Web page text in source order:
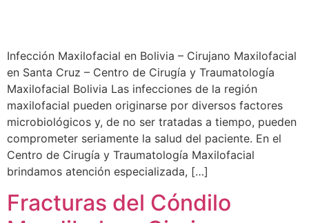
Infección Maxilofacial en Bolivia – Cirujano Maxilofacial
en Santa Cruz – Centro de Cirugía y Traumatología
Maxilofacial Bolivia Las infecciones de la región
maxilofacial pueden originarse por diversos factores
microbiológicos y, de no ser tratadas a tiempo, pueden
comprometer seriamente la salud del paciente. En el
Centro de Cirugía y Traumatología Maxilofacial
brindamos atención especializada, […]
Fracturas del Cóndilo